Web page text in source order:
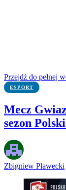
Przejdź do pełnej
ESPORT
Mecz
sezon
Zbigniew Pławecki